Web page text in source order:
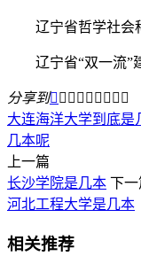
辽宁省哲学社会科
辽宁省“双一流”建
分享到        
大连海洋大学到底是
几本呢
上一篇
长沙学院是几本 下一
河北工程大学是几本
相关推荐